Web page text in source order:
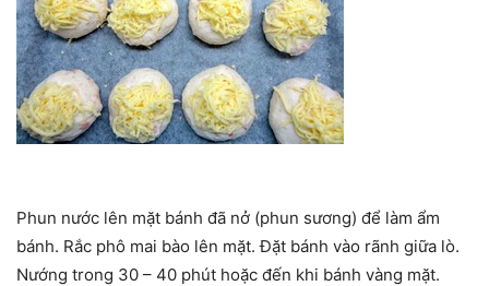
Phun nước lên mặt bánh đã nở (phun sương) để làm ẩm
bánh. Rắc phô mai bào lên mặt. Đặt bánh vào rãnh giữa lò.
Nướng trong 30 – 40 phút hoặc đến khi bánh vàng mặt.